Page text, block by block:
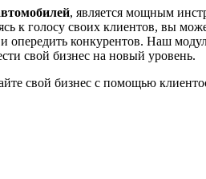
, является мощным
к голосу своих клиентов, вы
и опередить конкурентов. Наш
свой бизнес на новый уровень.
свой бизнес с помощью